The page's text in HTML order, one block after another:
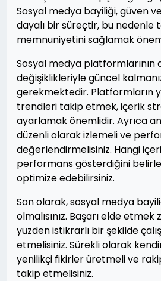
Sosyal medya bayiliği, güven
dayalı bir süreçtir, bu nedenle
memnuniyetini sağlamak
Sosyal medya platformlarının
değişiklikleriyle güncel
gerekmektedir. Platformların
trendleri takip etmek, içerik
ayarlamak önemlidir. Ayrıca
düzenli olarak izlemeli ve
değerlendirmelisiniz. Hangi
performans gösterdiğini
optimize edebilirsiniz.
Son olarak, sosyal medya
olmalısınız. Başarı elde
yüzden istikrarlı bir şekilde
etmelisiniz. Sürekli olarak
yenilikçi fikirler üretmeli ve
takip etmelisiniz.